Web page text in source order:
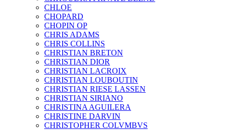
CHLOE
CHOPARD
CHOPIN OP
CHRIS ADAMS
CHRIS COLLINS
CHRISTIAN BRETON
CHRISTIAN DIOR
CHRISTIAN LACROIX
CHRISTIAN LOUBOUTIN
CHRISTIAN RIESE LASSEN
CHRISTIAN SIRIANO
CHRISTINA AGUILERA
CHRISTINE DARVIN
CHRISTOPHER COLVMBVS